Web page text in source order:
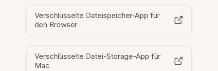
Verschlüsselte Dateispeicher-App für
den Browser
Verschlüsselte Datei-Storage-App für
Mac